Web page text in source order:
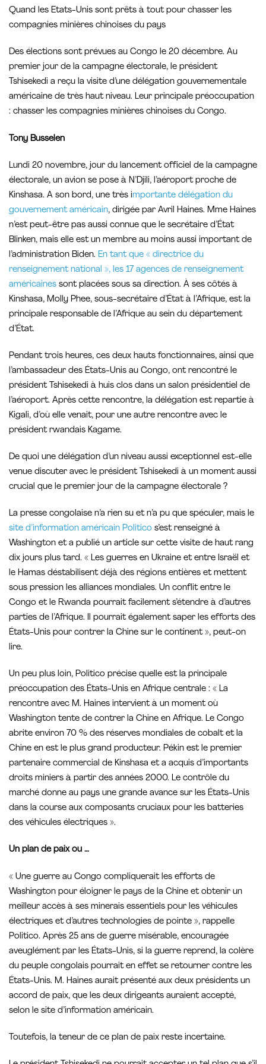
Quand les Etats-Unis sont prêts à tout pour chasser les
compagnies minières chinoises du pays
Des élections sont prévues au Congo le 20 décembre. Au
premier jour de la campagne électorale, le président
Tshisekedi a reçu la visite d’une délégation gouvernementale
américaine de très haut niveau. Leur principale préoccupation
: chasser les compagnies minières chinoises du Congo.
Tony Busselen
Lundi 20 novembre, jour du lancement officiel de la campagne
électorale, un avion se pose à N’Djili, l’aéroport proche de
Kinshasa. A son bord, une très importante délégation du
gouvernement américain, dirigée par Avril Haines. Mme Haines
n’est peut-être pas aussi connue que le secrétaire d’État
Blinken, mais elle est un membre au moins aussi important de
l’administration Biden. En tant que « directrice du
renseignement national », les 17 agences de renseignement
américaines sont placées sous sa direction. À ses côtés à
Kinshasa, Molly Phee, sous-secrétaire d’État à l’Afrique, est la
principale responsable de l’Afrique au sein du département
d’État.
Pendant trois heures, ces deux hauts fonctionnaires, ainsi que
l’ambassadeur des États-Unis au Congo, ont rencontré le
président Tshisekedi à huis clos dans un salon présidentiel de
l’aéroport. Après cette rencontre, la délégation est repartie à
Kigali, d’où elle venait, pour une autre rencontre avec le
président rwandais Kagame.
De quoi une délégation d’un niveau aussi exceptionnel est-elle
venue discuter avec le président Tshisekedi à un moment aussi
crucial que le premier jour de la campagne électorale ?
La presse congolaise n’a rien su et n’a pu que spéculer, mais le
site d’information américain Politico s’est renseigné à
Washington et a publié un article sur cette visite de haut rang
dix jours plus tard. « Les guerres en Ukraine et entre Israël et
le Hamas déstabilisent déjà des régions entières et mettent
sous pression les alliances mondiales. Un conflit entre le
Congo et le Rwanda pourrait facilement s’étendre à d’autres
parties de l’Afrique. Il pourrait également saper les efforts des
États-Unis pour contrer la Chine sur le continent », peut-on
lire.
Un peu plus loin, Politico précise quelle est la principale
préoccupation des États-Unis en Afrique centrale : « La
rencontre avec M. Haines intervient à un moment où
Washington tente de contrer la Chine en Afrique. Le Congo
abrite environ 70 % des réserves mondiales de cobalt et la
Chine en est le plus grand producteur. Pékin est le premier
partenaire commercial de Kinshasa et a acquis d’importants
droits miniers à partir des années 2000. Le contrôle du
marché donne au pays une grande avance sur les États-Unis
dans la course aux composants cruciaux pour les batteries
des véhicules électriques ».
Un plan de paix ou …
« Une guerre au Congo compliquerait les efforts de
Washington pour éloigner le pays de la Chine et obtenir un
meilleur accès à ses minerais essentiels pour les véhicules
électriques et d’autres technologies de pointe », rappelle
Politico. Après 25 ans de guerre misérable, encouragée
aveuglément par les États-Unis, si la guerre reprend, la colère
du peuple congolais pourrait en effet se retourner contre les
États-Unis. M. Haines aurait présenté aux deux présidents un
accord de paix, que les deux dirigeants auraient accepté,
selon le site d’information américain.
Toutefois, la teneur de ce plan de paix reste incertaine.